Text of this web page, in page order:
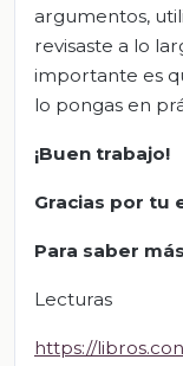
argumentos,
revisaste a lo
importante es
lo pongas en
¡Buen trabajo!
Gracias por tu
Para saber
Lecturas
https://